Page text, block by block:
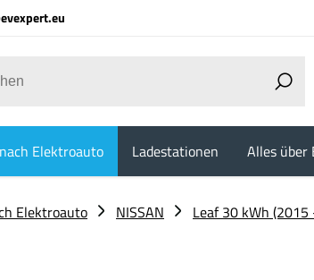
Elektroauto Ladestationen Alles
Elektroauto NISSAN Leaf 30 kWh